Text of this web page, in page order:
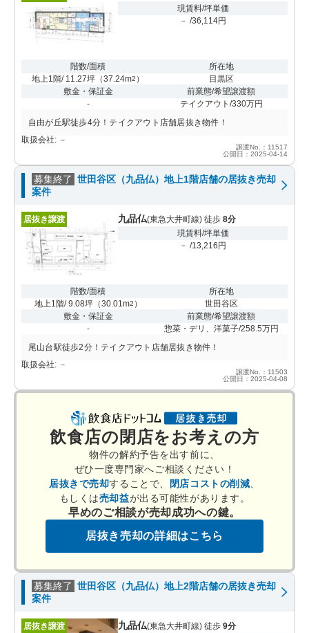
現賃料/坪単価
－ /36,114円
階数/面積
地上1階/ 11.27坪 （37.24m2 ）
所在地
目黒区
敷金・保証金
-
前業態/希望譲渡額
テイクアウト/330万円
自由が丘駅徒歩4分！テイクアウト店舗居抜き物件！
取扱会社: －
譲渡No.：11517
公開日：2025-04-14
募集終了 世田谷区（九品仏）地上1階店舗の居抜き売却
案件
居抜き譲渡 九品仏(東急大井町線) 徒歩 8分
現賃料/坪単価
－ /13,216円
階数/面積
地上1階/ 9.08坪（30.01m2 ）
所在地
世田谷区
敷金・保証金
-
前業態/希望譲渡額
惣菜・デリ、洋菓子/258.5万円
尾山台駅徒歩2分！テイクアウト店舗居抜き物件！
取扱会社: －
譲渡No.：11503
公開日：2025-04-08
飲食店の閉店をお考えの方
物件の解約予告を出す前に、
ぜひ一度専門家へご相談ください！
居抜きで売却することで、 閉店コストの削減
もしくは売却益が出る可能性があります。
早めのご相談が売却成功への鍵。
居抜き売却の詳細はこちら
募集終了 世田谷区（九品仏）地上2階店舗の居抜き売却
案件
居抜き譲渡 九品仏(東急大井町線) 徒歩 9分